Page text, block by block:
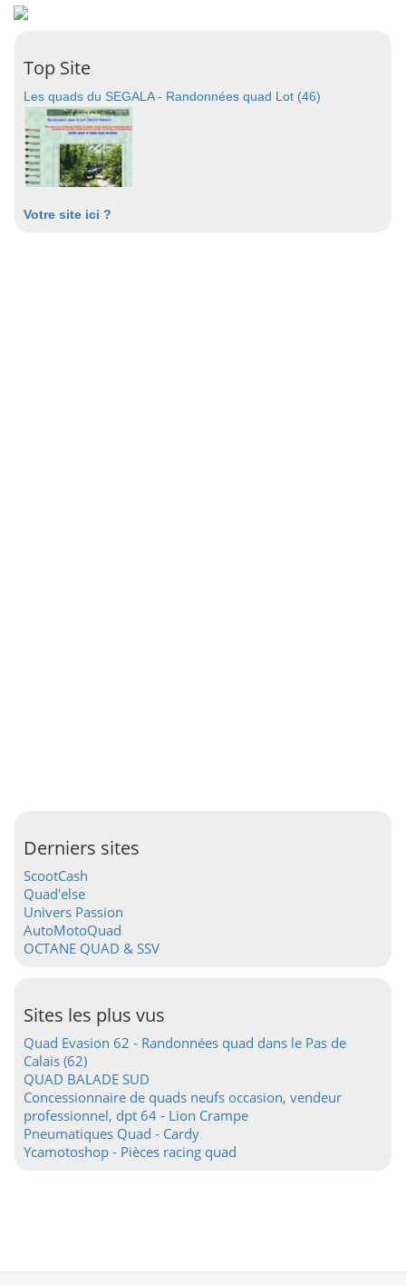
Top Site
Les quads du SEGALA - Randonnées quad Lot (46)
Votre site ici ?
Derniers sites
ScootCash
Quad'else
Univers Passion
AutoMotoQuad
OCTANE QUAD & SSV
Sites les plus vus
Quad Evasion 62 - Randonnées quad dans le Pas de
Calais (62)
QUAD BALADE SUD
Concessionnaire de quads neufs occasion, vendeur
professionnel, dpt 64 - Lion Crampe
Pneumatiques Quad - Cardy
Ycamotoshop - Pièces racing quad